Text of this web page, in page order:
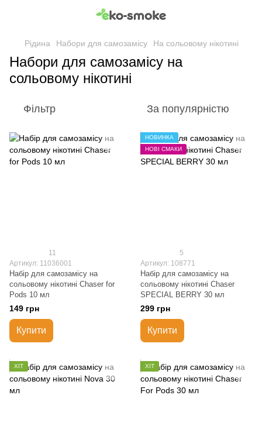
Рідина Набори для самозамісу На сольовому нікотині
Набори для самозамісу на
сольовому нікотині
Фільтр За популярністю
11
Артикул: 11036001
Набір для самозамісу на
сольовому нікотині Chaser for
Pods 10 мл
149 грн
Купити
НОВИНКА
НОВІ СМАКИ
5
Артикул: 108771
Набір для самозамісу на
сольовому нікотині Chaser
SPECIAL BERRY 30 мл
299 грн
Купити
ХІТ ХІТ